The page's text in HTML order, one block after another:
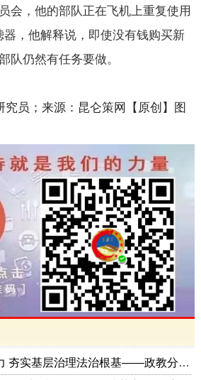
会，他的部队正在飞机上重复使用
器，他解释说，即使没有钱购买新
队仍然有任务要做。
究员；来源：昆仑策网【原创】图
杜绝宗教介入公权力 夯实基层治理法治根基——政教分离系列评论